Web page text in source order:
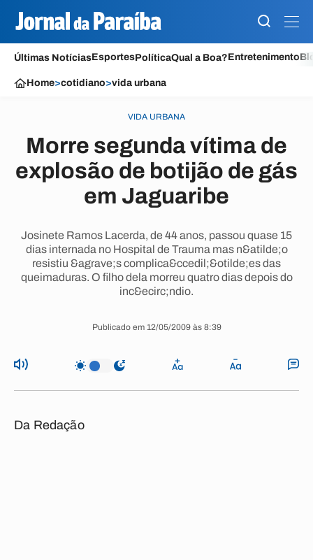
Últimas NotíciasEsportesPolíticaQual a Boa?Entretenimento
Home>cotidiano>vida urbana
VIDA URBANA
Morre segunda vítima de
explosão de botijão de gás
em Jaguaribe
Josinete Ramos Lacerda, de 44 anos, passou quase 15
dias internada no Hospital de Trauma mas n&atilde;o
resistiu &agrave;s complica&ccedil;&otilde;es das
queimaduras. O filho dela morreu quatro dias depois do
inc&ecirc;ndio.
Publicado em 12/05/2009 às 8:39
Da Redação